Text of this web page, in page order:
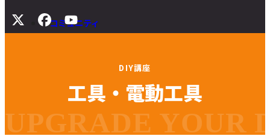
コミュニティ
マニュアル
旧バージョンダウンロード
D IY講座
工具 ・ 電動工具
UPGRADE YOUR